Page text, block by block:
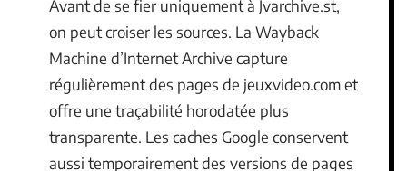
Avant de se fier uniquement à Jvarchive.st,
on peut croiser les sources. La Wayback
Machine d’Internet Archive capture
régulièrement des pages de jeuxvideo.com et
offre une traçabilité horodatée plus
transparente. Les caches Google conservent
aussi temporairement des versions de pages